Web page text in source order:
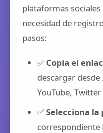
plataformas
necesidad de
pasos:
✅ Copia el
descargar
YouTube,
✅Selecciona
correspondiente